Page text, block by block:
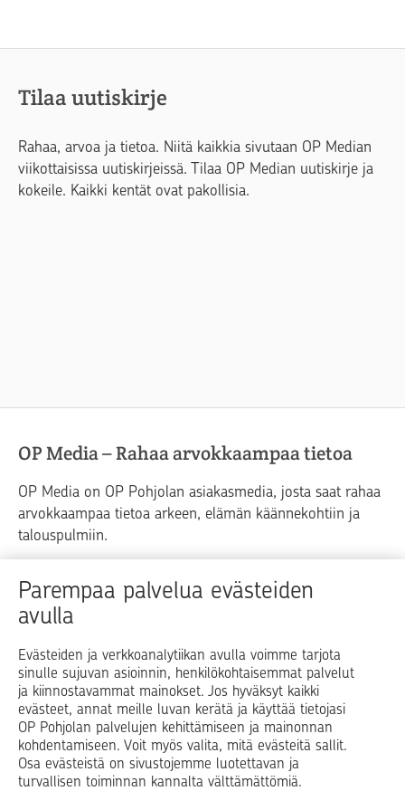
Parempaa palvelua evästeiden
avulla
Evästeiden ja verkkoanalytiikan avulla voimme tarjota
sinulle sujuvan asioinnin, henkilökohtaisemmat palvelut
ja kiinnostavammat mainokset. Jos hyväksyt kaikki
evästeet, annat meille luvan kerätä ja käyttää tietojasi
OP Pohjolan palvelujen kehittämiseen ja mainonnan
kohdentamiseen. Voit myös valita, mitä evästeitä sallit.
Osa evästeistä on sivustojemme luotettavan ja
turvallisen toiminnan kannalta välttämättömiä.
Tilaa uutiskirje
Rahaa, arvoa ja tietoa. Niitä kaikkia sivutaan OP Median
viikottaisissa uutiskirjeissä. Tilaa OP Median uutiskirje ja
kokeile. Kaikki kentät ovat pakollisia.
OP Media – Rahaa arvokkaampaa tietoa
OP Media on OP Pohjolan asiakasmedia, josta saat rahaa
arvokkaampaa tietoa arkeen, elämän käännekohtiin ja
talouspulmiin.
Raha Elämä
Yrityselämä
Blogit ja puheenvuorot
Op.fi OP Koti Pohjola Vahinkoapu
Facebook
X LinkedInInstagram